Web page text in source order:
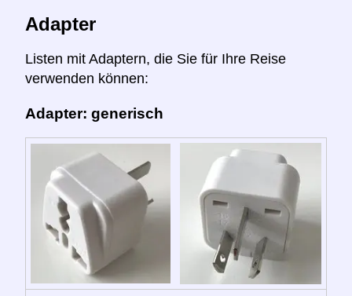
Adapter
Listen mit Adaptern, die Sie für Ihre Reise
verwenden können:
Adapter: generisch